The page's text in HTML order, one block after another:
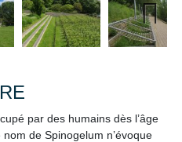
Next
par des humains dès l’âge
de Spinogelum n’évoque